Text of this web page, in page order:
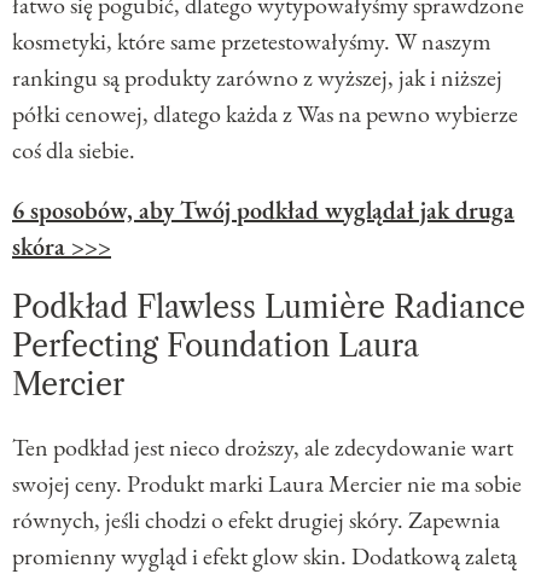
kosmetyki, które same przetestowałyśmy. W naszym
rankingu są produkty zarówno z wyższej, jak i niższej
półki cenowej, dlatego każda z Was na pewno wybierze
coś dla siebie.
6 sposobów, aby Twój podkład wyglądał jak druga
skóra >>>
Podkład Flawless Lumière Radiance
Perfecting Foundation Laura
Mercier
Ten podkład jest nieco droższy, ale zdecydowanie wart
swojej ceny. Produkt marki Laura Mercier nie ma sobie
równych, jeśli chodzi o efekt drugiej skóry. Zapewnia
promienny wygląd i efekt glow skin. Dodatkową zaletą